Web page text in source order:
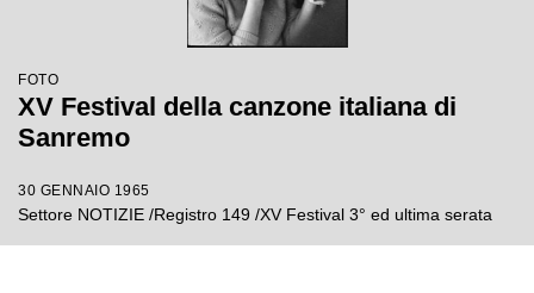
FOTO
XV Festival della canzone italiana di
Sanremo
30 GENNAIO 1965
Settore NOTIZIE /Registro 149 /XV Festival 3° ed ultima serata